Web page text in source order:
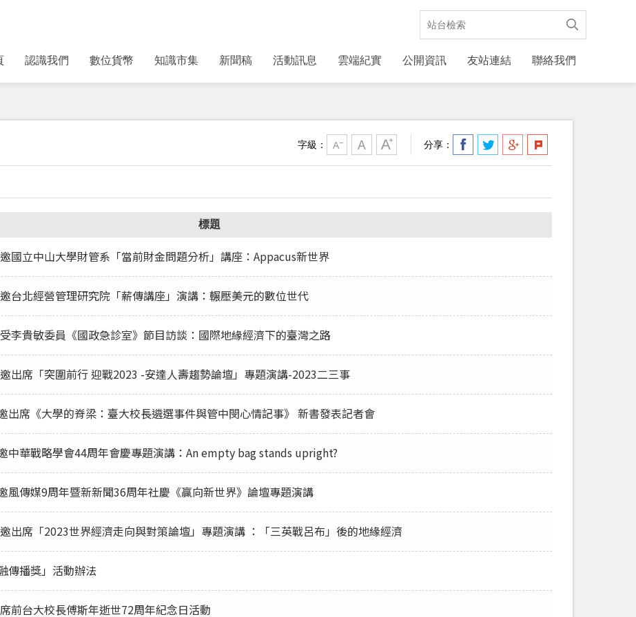
認識我們 數位貨幣 知識市集 新聞稿 活動訊息 雲端紀實 公開資訊 友站連結 聯絡我們
字級： 分享：
標題
國立中山大學財管系「當前財金問題分析」講座：Appacus新世界
台北經營管理研究院「薪傳講座」演講：輾壓美元的數位世代
李貴敏委員《國政急診室》節目訪談：國際地緣經濟下的臺灣之路
出席「突圍前行 迎戰2023 -安達人壽趨勢論壇」專題演講-2023二三事
出席《大學的脊梁：臺大校長遴選事件與管中閔心情記事》 新書發表記者會
中華戰略學會44周年會慶專題演講：An empty bag stands upright?
風傳媒9周年暨新新聞36周年社慶《贏向新世界》論壇專題演講
出席「2023世界經濟走向與對策論壇」專題演講 ：「三英戰呂布」後的地緣經濟
傳播獎」活動辦法
前台大校長傅斯年逝世72周年紀念日活動